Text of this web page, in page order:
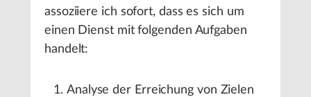
assoziiere ich sofort, dass es sich um
einen Dienst mit folgenden Aufgaben
handelt:
Analyse der Erreichung von Zielen